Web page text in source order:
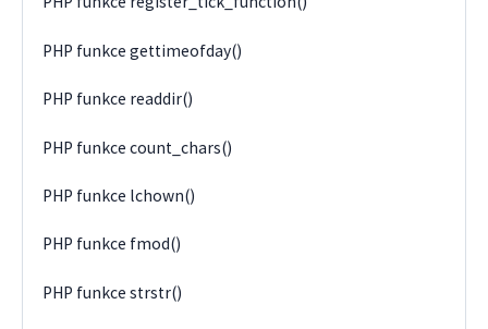
PHP funkce gettimeofday()
PHP funkce readdir()
PHP funkce count_chars()
PHP funkce lchown()
PHP funkce fmod()
PHP funkce strstr()